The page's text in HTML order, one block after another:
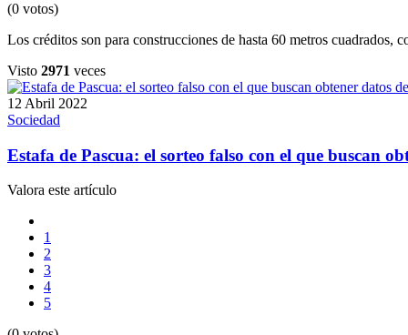
(0 votos)
Los créditos son para construcciones de hasta 60 metros cuadrados,
Visto 2971 veces
12 Abril 2022
Sociedad
Estafa de Pascua: el sorteo falso con el que buscan
Valora este artículo
1
2
3
4
5